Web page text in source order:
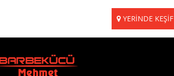
YERİNDE KEŞİF